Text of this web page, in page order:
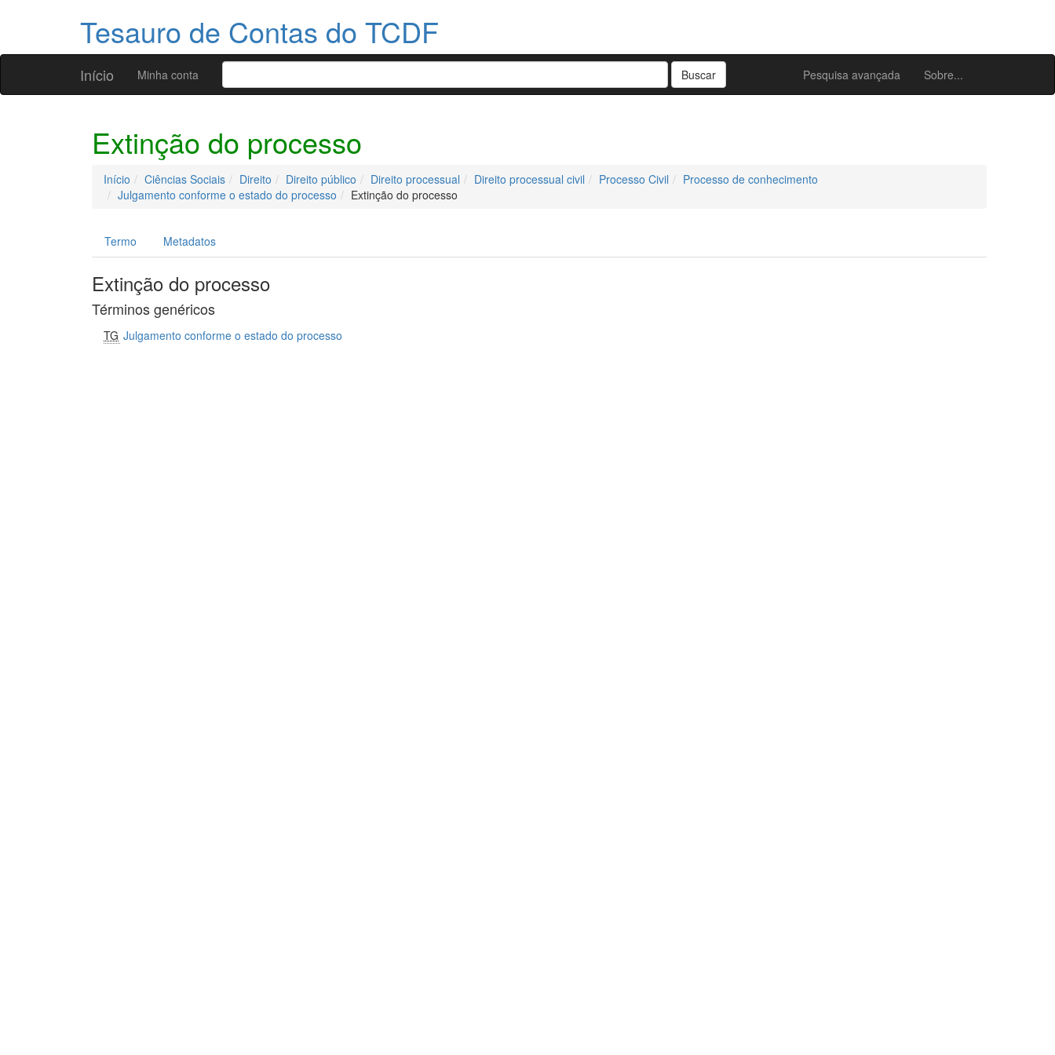
Tesauro de Contas do TCDF
Início Pesquisa avançada Sobre...
Minha conta
Extinção do processo
Início Ciências Sociais Direito Direito público Direito processual Direito processual civil Processo Civil
Processo de conhecimento
Julgamento conforme o estado do processo
Extinção do processo
Termo Metadatos
Extinção do processo
Términos genéricos
TG Julgamento conforme o estado do processo